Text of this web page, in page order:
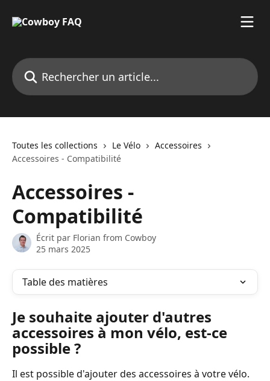
Rechercher un article...
Toutes les collections Le Vélo
Accessoires
Accessoires - Compatibilité
Accessoires -
Compatibilité
Écrit par Florian from Cowboy
25 mars 2025
Table des matières
Je souhaite ajouter d'autres
accessoires à mon vélo, est-ce
possible ?
Il est possible d'ajouter des accessoires à votre vélo.